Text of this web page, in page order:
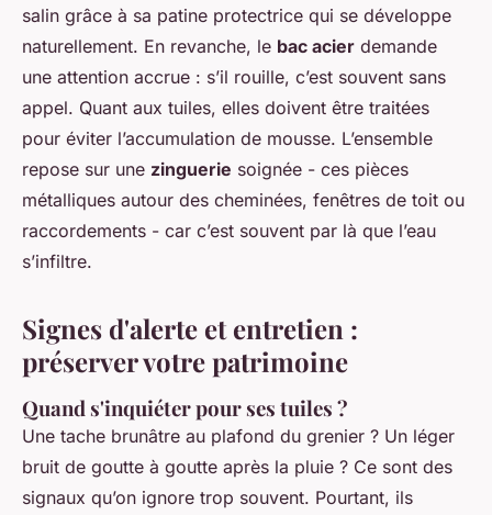
salin grâce à sa patine protectrice qui se développe
naturellement. En revanche, le bac acier demande
une attention accrue : s’il rouille, c’est souvent sans
appel. Quant aux tuiles, elles doivent être traitées
pour éviter l’accumulation de mousse. L’ensemble
repose sur une zinguerie soignée - ces pièces
métalliques autour des cheminées, fenêtres de toit ou
raccordements - car c’est souvent par là que l’eau
s’infiltre.
Signes d'alerte et entretien :
préserver votre patrimoine
Quand s'inquiéter pour ses tuiles ?
Une tache brunâtre au plafond du grenier ? Un léger
bruit de goutte à goutte après la pluie ? Ce sont des
signaux qu’on ignore trop souvent. Pourtant, ils